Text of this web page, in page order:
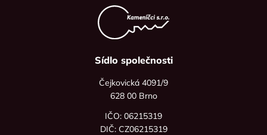
Sídlo společnosti
Čejkovická 4091/9
628 00 Brno
IČO: 06215319
DIČ: CZ06215319